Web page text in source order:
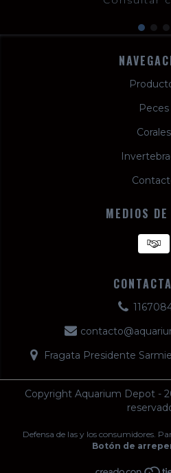
Peces
Corales
MEDIOS DE
Fragata Presidente
Copyright Aquarium Depot -
Defensa de las y los consumidores.
Botón de